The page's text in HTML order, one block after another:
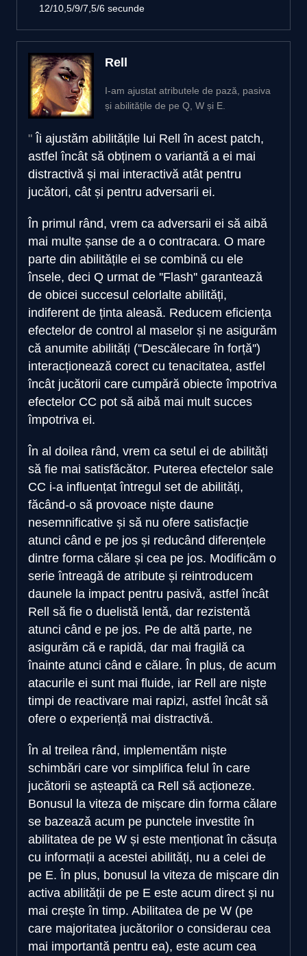
12/10,5/9/7,5/6 secunde
Rell
I-am ajustat atributele de pază, pasiva
și abilitățile de pe Q, W și E.
Îi ajustăm abilitățile lui Rell în acest patch,
astfel încât să obținem o variantă a ei mai
distractivă și mai interactivă atât pentru
jucători, cât și pentru adversarii ei.
În primul rând, vrem ca adversarii ei să aibă
mai multe șanse de a o contracara. O mare
parte din abilitățile ei se combină cu ele
însele, deci Q urmat de ''Flash'' garantează
de obicei succesul celorlalte abilități,
indiferent de ținta aleasă. Reducem eficiența
efectelor de control al maselor și ne asigurăm
că anumite abilități (''Descălecare în forță'')
interacționează corect cu tenacitatea, astfel
încât jucătorii care cumpără obiecte împotriva
efectelor CC pot să aibă mai mult succes
împotriva ei.
În al doilea rând, vrem ca setul ei de abilități
să fie mai satisfăcător. Puterea efectelor sale
CC i-a influențat întregul set de abilități,
făcând-o să provoace niște daune
nesemnificative și să nu ofere satisfacție
atunci când e pe jos și reducând diferențele
dintre forma călare și cea pe jos. Modificăm o
serie întreagă de atribute și reintroducem
daunele la impact pentru pasivă, astfel încât
Rell să fie o duelistă lentă, dar rezistentă
atunci când e pe jos. Pe de altă parte, ne
asigurăm că e rapidă, dar mai fragilă ca
înainte atunci când e călare. În plus, de acum
atacurile ei sunt mai fluide, iar Rell are niște
timpi de reactivare mai rapizi, astfel încât să
ofere o experiență mai distractivă.
În al treilea rând, implementăm niște
schimbări care vor simplifica felul în care
jucătorii se așteaptă ca Rell să acționeze.
Bonusul la viteza de mișcare din forma călare
se bazează acum pe punctele investite în
abilitatea de pe W și este menționat în căsuța
cu informații a acestei abilități, nu a celei de
pe E. În plus, bonusul la viteza de mișcare din
activa abilității de pe E este acum direct și nu
mai crește în timp. Abilitatea de pe W (pe
care majoritatea jucătorilor o considerau cea
mai importantă pentru ea), este acum cea